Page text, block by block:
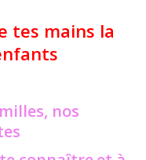
tes mains la
nos